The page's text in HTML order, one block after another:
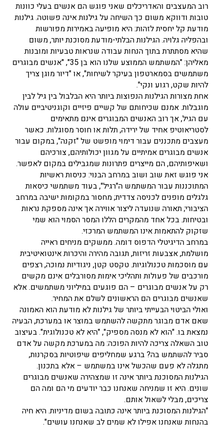
רוב המעצבים והאדריכלים שאני פוגש הם אנשים בעלי כוונות
טובות ודווקא משום כך השיחה על גילנות אינה פשוטה. גילנות
מודעת קל יחסית לזהות: היא מופיעה באמירות מפורשות
ובהפליה גלויה. הגילנות הבלתי-מודעת מסוכנת יותר, משום
שהיא מסתתרת בתוך הנחות עבודה שנראות טבעיות ומובנות
מאליהן: "המשתמש הממוצע שלנו הוא בן 35", "אנשים מבוגרים
משתמשים בסמארטפון בעיקר לשיחות", או "דיור מוגן צריך
להיות שקט, רגוע ונקי".
אחת מצורות הגילנות הנפוצות ביותר היא הבלבול בין גיל לבין
מוגבלות. אמנם שכיחותם של קשיים פיזיים וקוגניטיביים עולה
עם הגיל, אך רוב האנשים המבוגרים אינם מתאימים
לסטריאוטיפ אחיד של ירידה, תלות או חוסר מסוגלות. כאשר
מעצבים מתכננים עבור דימוי מופשט של "זקנה", במקום עבור
אנשים מבוגרים אמיתיים על מגוון יכולותיהם, צורכיהם
ושאיפותיהם, הם מייצרים פתרונות שמגבילים במקום לאפשר.
אני פוגש זאת שוב ושוב במרחב הבנוי: כניסות ראשיות
המתוכננות עבור המשתמש ה"רגיל", בעוד משתמשי כיסאות
גלגלים מופנים לכניסה צדדית; מחסור במקומות ישיבה במרחב
הציבורי; תאורה שנועדה ליצור אווירה אך אינה מספקת נראות
ובטיחות. בכל אחד מהמקרים הללו המסר הסמוי הוא שמי
שזקוק להתאמות אינו המשתמש המרכזי.
במרחב הדיגיטלי הדפוס דומה. ממשקים מניחים ראייה
מושלמת, אצבעות זריזות, תגובה מהירה והיכרות אינטואיטיבית
עם מוסכמות טכנולוגיות. טקסט קטן, ניגודיות נמוכה, רצפים
מורכבים של פעולות ותהליכי אימות מסורבלים אינם מקשים
רק על אנשים מבוגרים – הם פוגעים במיליוני משתמשים. אלא
שאנשים מבוגרים הם הראשונים לשלם את המחיר.
ואולי הביטוי הבעייתי ביותר של גילנות לא מודעת הוא האמונה
שאם אדם מבוגר מתקשה להשתמש במוצר או במערכת, הבעיה
נמצאת בו. "הוא לא מנסה מספיק", "היא לא טכנולוגית". בעיצוב
טוב השאלה צריכה להיות הפוכה: מה במערכת מקשה על אדם
סביר להשתמש בה? ברגע שמחליפים שיפוטיות בסקרנות,
מתגלה לא פעם שהכשל אינו במשתמש – אלא בתכנון.
הגילנות המסוכנת ביותר אינה זו שמצהירה שאנשים מבוגרים
שונים. היא זו שמניחה שאנחנו כבר יודעים מי הם ומה הם
צריכים, מבלי לשאול אותם.
"הגילנות המסוכנת ביותר אינה כתובה בשום מדיניות. היא חיה
בהנחות שאנחנו אפילו לא שמים לב שאנחנו עושים".